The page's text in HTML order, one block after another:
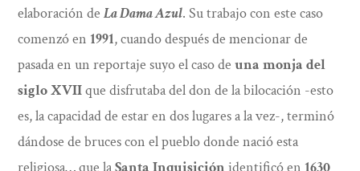
elaboración deLa Dama Azul. Su trabajo con este caso
comenzó en 1991, cuando después de mencionar de
pasada en un reportaje suyo el caso deuna monja del
siglo XVIIque disfrutaba del don de la bilocación -esto
es, la capacidad de estar en dos lugares a la vez-, terminó
dándose de bruces con el pueblo donde nació esta
religiosa… que laSanta Inquisiciónidentificó en 1630